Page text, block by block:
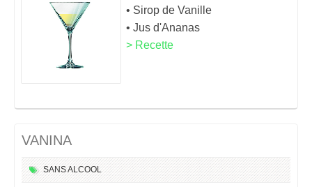
• Sirop de Vanille
• Jus d'Ananas
> Recette
VANINA
SANS ALCOOL